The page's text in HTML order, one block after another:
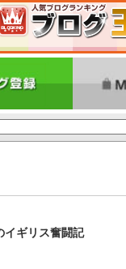
イギリス奮闘記